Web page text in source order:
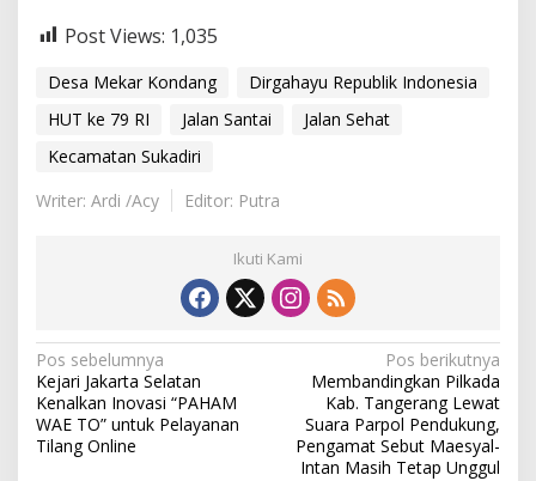
Post Views: 1,035
Desa Mekar Kondang
Dirgahayu Republik Indonesia
HUT ke 79 RI
Jalan Santai
Jalan Sehat
Kecamatan Sukadiri
Writer: Ardi /Acy
Editor: Putra
Ikuti Kami
N
a
v
Pos sebelumnya
Kejari Jakarta Selatan
Kenalkan Inovasi “PAHAM
WAE TO” untuk Pelayanan
Tilang Online
Pos berikutnya
Membandingkan Pilkada
Kab. Tangerang Lewat
Suara Parpol Pendukung,
Pengamat Sebut Maesyal-
Intan Masih Tetap Unggul